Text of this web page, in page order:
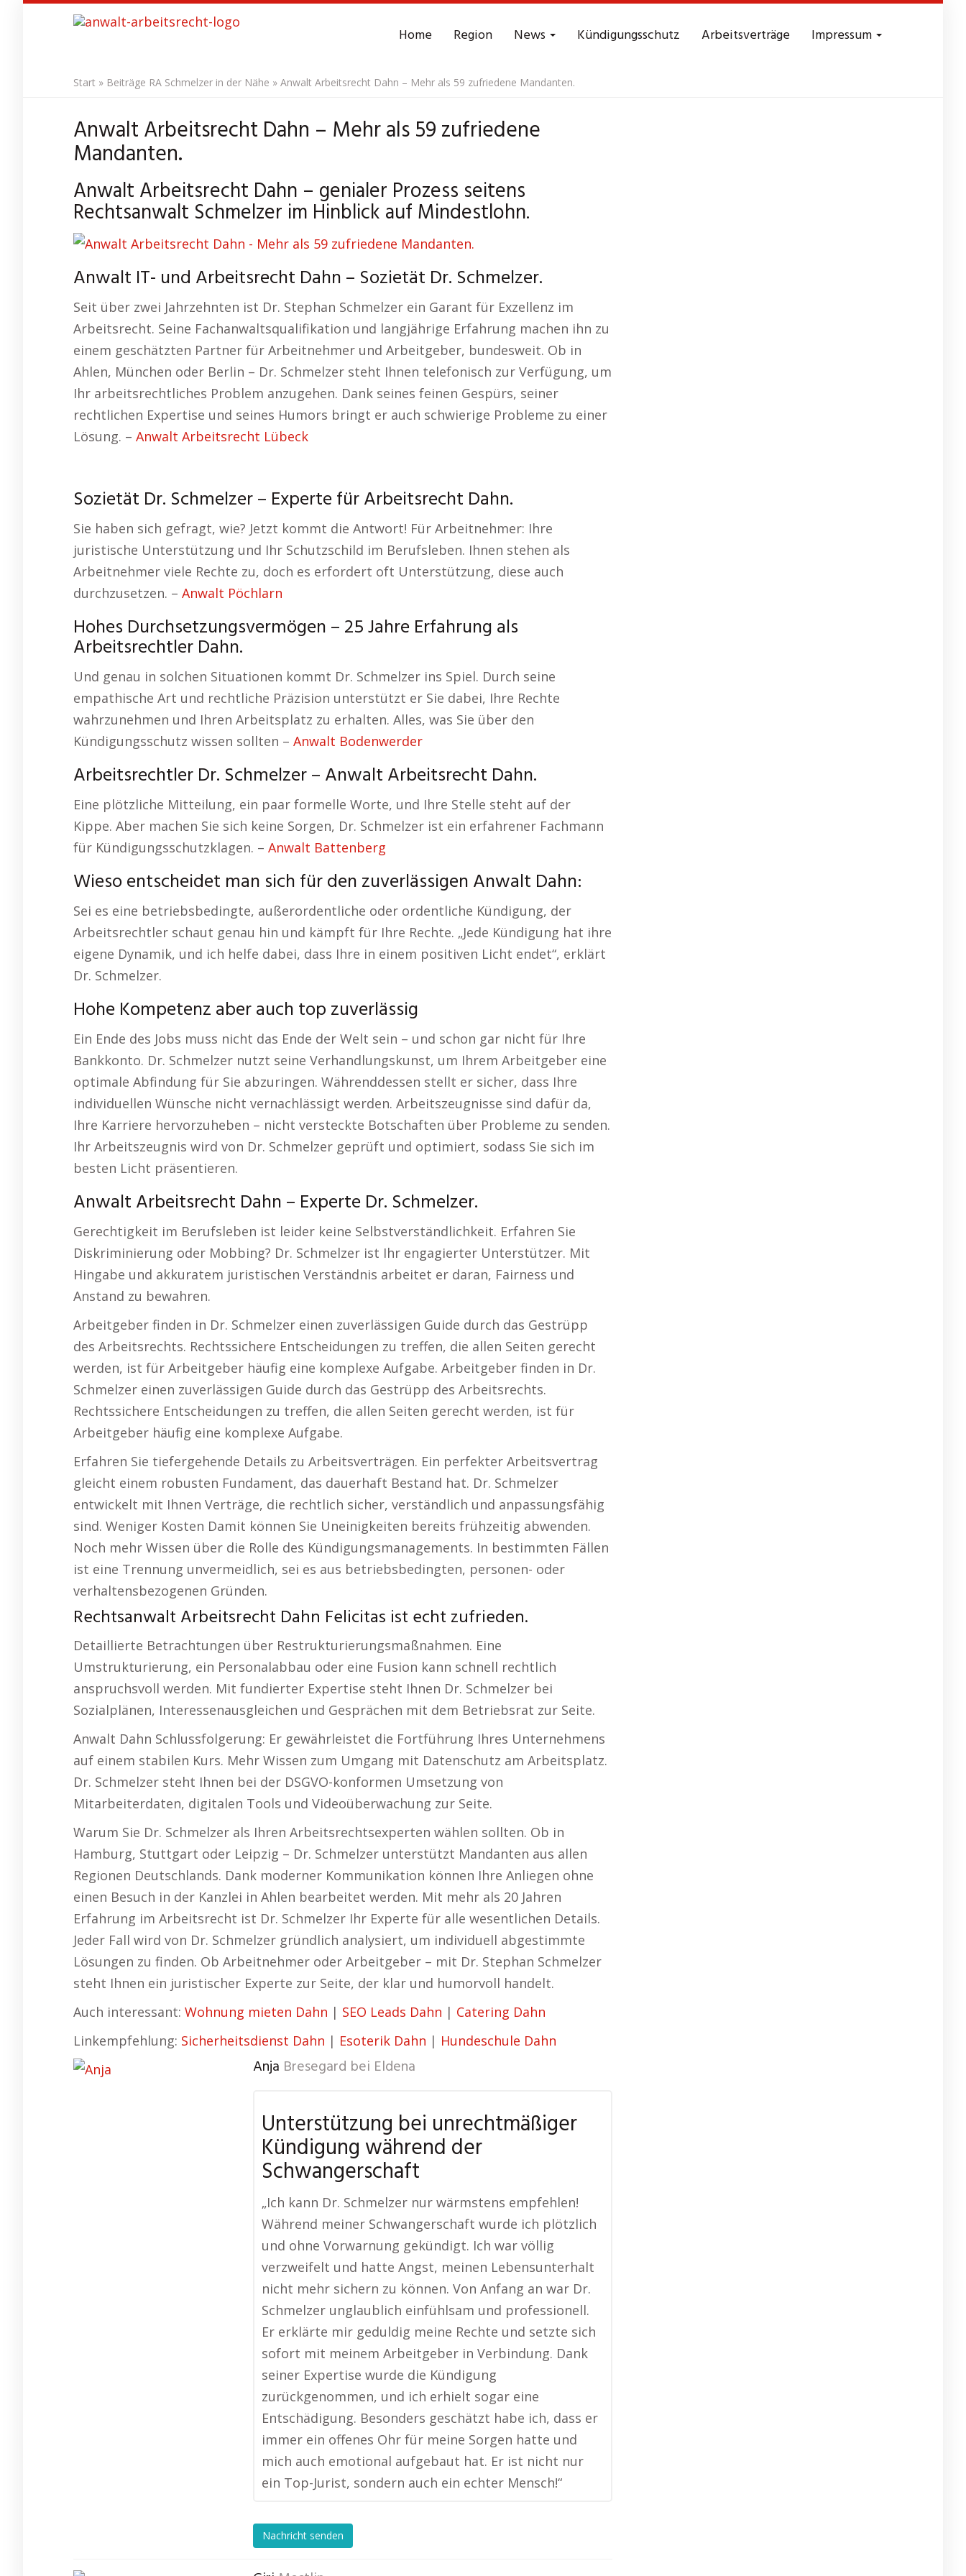
Home Region News Kündigungsschutz Arbeitsverträge Impressum
Start » Beiträge RA Schmelzer in der Nähe » Anwalt Arbeitsrecht Dahn – Mehr als 59 zufriedene Mandanten.
Anwalt Arbeitsrecht Dahn – Mehr als 59 zufriedene
Mandanten.
Anwalt Arbeitsrecht Dahn – genialer Prozess seitens
Rechtsanwalt Schmelzer im Hinblick auf Mindestlohn.
Anwalt IT- und Arbeitsrecht Dahn – Sozietät Dr. Schmelzer.
Seit über zwei Jahrzehnten ist Dr. Stephan Schmelzer ein Garant für Exzellenz im
Arbeitsrecht. Seine Fachanwaltsqualifikation und langjährige Erfahrung machen ihn zu
einem geschätzten Partner für Arbeitnehmer und Arbeitgeber, bundesweit. Ob in
Ahlen, München oder Berlin – Dr. Schmelzer steht Ihnen telefonisch zur Verfügung, um
Ihr arbeitsrechtliches Problem anzugehen. Dank seines feinen Gespürs, seiner
rechtlichen Expertise und seines Humors bringt er auch schwierige Probleme zu einer
Lösung. – Anwalt Arbeitsrecht Lübeck
Sozietät Dr. Schmelzer – Experte für Arbeitsrecht Dahn.
Sie haben sich gefragt, wie? Jetzt kommt die Antwort! Für Arbeitnehmer: Ihre
juristische Unterstützung und Ihr Schutzschild im Berufsleben. Ihnen stehen als
Arbeitnehmer viele Rechte zu, doch es erfordert oft Unterstützung, diese auch
durchzusetzen. – Anwalt Pöchlarn
Hohes Durchsetzungsvermögen – 25 Jahre Erfahrung als
Arbeitsrechtler Dahn.
Und genau in solchen Situationen kommt Dr. Schmelzer ins Spiel. Durch seine
empathische Art und rechtliche Präzision unterstützt er Sie dabei, Ihre Rechte
wahrzunehmen und Ihren Arbeitsplatz zu erhalten. Alles, was Sie über den
Kündigungsschutz wissen sollten – Anwalt Bodenwerder
Arbeitsrechtler Dr. Schmelzer – Anwalt Arbeitsrecht Dahn.
Eine plötzliche Mitteilung, ein paar formelle Worte, und Ihre Stelle steht auf der
Kippe. Aber machen Sie sich keine Sorgen, Dr. Schmelzer ist ein erfahrener Fachmann
für Kündigungsschutzklagen. – Anwalt Battenberg
Wieso entscheidet man sich für den zuverlässigen Anwalt Dahn:
Sei es eine betriebsbedingte, außerordentliche oder ordentliche Kündigung, der
Arbeitsrechtler schaut genau hin und kämpft für Ihre Rechte. „Jede Kündigung hat ihre
eigene Dynamik, und ich helfe dabei, dass Ihre in einem positiven Licht endet“, erklärt
Dr. Schmelzer.
Hohe Kompetenz aber auch top zuverlässig
Ein Ende des Jobs muss nicht das Ende der Welt sein – und schon gar nicht für Ihre
Bankkonto. Dr. Schmelzer nutzt seine Verhandlungskunst, um Ihrem Arbeitgeber eine
optimale Abfindung für Sie abzuringen. Währenddessen stellt er sicher, dass Ihre
individuellen Wünsche nicht vernachlässigt werden. Arbeitszeugnisse sind dafür da,
Ihre Karriere hervorzuheben – nicht versteckte Botschaften über Probleme zu senden.
Ihr Arbeitszeugnis wird von Dr. Schmelzer geprüft und optimiert, sodass Sie sich im
besten Licht präsentieren.
Anwalt Arbeitsrecht Dahn – Experte Dr. Schmelzer.
Gerechtigkeit im Berufsleben ist leider keine Selbstverständlichkeit. Erfahren Sie
Diskriminierung oder Mobbing? Dr. Schmelzer ist Ihr engagierter Unterstützer. Mit
Hingabe und akkuratem juristischen Verständnis arbeitet er daran, Fairness und
Anstand zu bewahren.
Arbeitgeber finden in Dr. Schmelzer einen zuverlässigen Guide durch das Gestrüpp
des Arbeitsrechts. Rechtssichere Entscheidungen zu treffen, die allen Seiten gerecht
werden, ist für Arbeitgeber häufig eine komplexe Aufgabe. Arbeitgeber finden in Dr.
Schmelzer einen zuverlässigen Guide durch das Gestrüpp des Arbeitsrechts.
Rechtssichere Entscheidungen zu treffen, die allen Seiten gerecht werden, ist für
Arbeitgeber häufig eine komplexe Aufgabe.
Erfahren Sie tiefergehende Details zu Arbeitsverträgen. Ein perfekter Arbeitsvertrag
gleicht einem robusten Fundament, das dauerhaft Bestand hat. Dr. Schmelzer
entwickelt mit Ihnen Verträge, die rechtlich sicher, verständlich und anpassungsfähig
sind. Weniger Kosten Damit können Sie Uneinigkeiten bereits frühzeitig abwenden.
Noch mehr Wissen über die Rolle des Kündigungsmanagements. In bestimmten Fällen
ist eine Trennung unvermeidlich, sei es aus betriebsbedingten, personen- oder
verhaltensbezogenen Gründen.
Rechtsanwalt Arbeitsrecht Dahn Felicitas ist echt zufrieden.
Detaillierte Betrachtungen über Restrukturierungsmaßnahmen. Eine
Umstrukturierung, ein Personalabbau oder eine Fusion kann schnell rechtlich
anspruchsvoll werden. Mit fundierter Expertise steht Ihnen Dr. Schmelzer bei
Sozialplänen, Interessenausgleichen und Gesprächen mit dem Betriebsrat zur Seite.
Anwalt Dahn Schlussfolgerung: Er gewährleistet die Fortführung Ihres Unternehmens
auf einem stabilen Kurs. Mehr Wissen zum Umgang mit Datenschutz am Arbeitsplatz.
Dr. Schmelzer steht Ihnen bei der DSGVO-konformen Umsetzung von
Mitarbeiterdaten, digitalen Tools und Videoüberwachung zur Seite.
Warum Sie Dr. Schmelzer als Ihren Arbeitsrechtsexperten wählen sollten. Ob in
Hamburg, Stuttgart oder Leipzig – Dr. Schmelzer unterstützt Mandanten aus allen
Regionen Deutschlands. Dank moderner Kommunikation können Ihre Anliegen ohne
einen Besuch in der Kanzlei in Ahlen bearbeitet werden. Mit mehr als 20 Jahren
Erfahrung im Arbeitsrecht ist Dr. Schmelzer Ihr Experte für alle wesentlichen Details.
Jeder Fall wird von Dr. Schmelzer gründlich analysiert, um individuell abgestimmte
Lösungen zu finden. Ob Arbeitnehmer oder Arbeitgeber – mit Dr. Stephan Schmelzer
steht Ihnen ein juristischer Experte zur Seite, der klar und humorvoll handelt.
Auch interessant: Wohnung mieten Dahn | SEO Leads Dahn | Catering Dahn
Linkempfehlung: Sicherheitsdienst Dahn | Esoterik Dahn | Hundeschule Dahn
Anja Bresegard bei Eldena
Unterstützung bei unrechtmäßiger
Kündigung während der
Schwangerschaft
„Ich kann Dr. Schmelzer nur wärmstens empfehlen!
Während meiner Schwangerschaft wurde ich plötzlich
und ohne Vorwarnung gekündigt. Ich war völlig
verzweifelt und hatte Angst, meinen Lebensunterhalt
nicht mehr sichern zu können. Von Anfang an war Dr.
Schmelzer unglaublich einfühlsam und professionell.
Er erklärte mir geduldig meine Rechte und setzte sich
sofort mit meinem Arbeitgeber in Verbindung. Dank
seiner Expertise wurde die Kündigung
zurückgenommen, und ich erhielt sogar eine
Entschädigung. Besonders geschätzt habe ich, dass er
immer ein offenes Ohr für meine Sorgen hatte und
mich auch emotional aufgebaut hat. Er ist nicht nur
ein Top-Jurist, sondern auch ein echter Mensch!“
Nachricht senden